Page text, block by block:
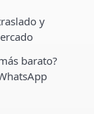
y
barato?